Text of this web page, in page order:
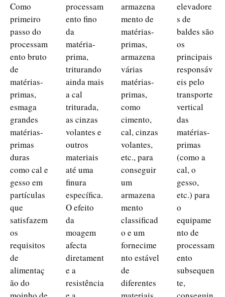
Como
primeiro
passo do
processam
ento bruto
de
matérias-
primas,
esmaga
grandes
matérias-
primas
duras
como cal e
gesso em
partículas
que
satisfazem
os
requisitos
de
alimentaç
ão do
processam
ento fino
da
matéria-
prima,
triturando
ainda mais
a cal
triturada,
as cinzas
volantes e
outros
materiais
até uma
finura
específica.
O efeito
da
moagem
afecta
diretament
e a
resistência
armazena
mento de
matérias-
primas,
armazena
várias
matérias-
primas,
como
cimento,
cal, cinzas
volantes,
etc., para
conseguir
um
armazena
mento
classificad
o e um
fornecime
nto estável
de
diferentes
elevadore
s de
baldes são
os
principais
responsáv
eis pelo
transporte
vertical
das
matérias-
primas
(como a
cal, o
gesso,
etc.) para
o
equipame
nto de
processam
ento
subsequen
te,